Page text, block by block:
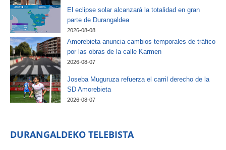
El eclipse solar alcanzará la totalidad en gran
parte de Durangaldea
2026-08-08
Amorebieta anuncia cambios temporales de tráfico
por las obras de la calle Karmen
2026-08-07
Joseba Muguruza refuerza el carril derecho de la
SD Amorebieta
2026-08-07
DURANGALDEKO TELEBISTA